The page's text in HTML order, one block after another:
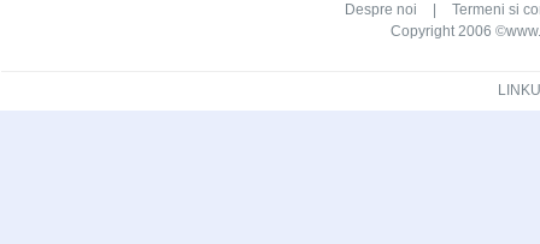
Despre noi
Termeni si
Copyright 2006